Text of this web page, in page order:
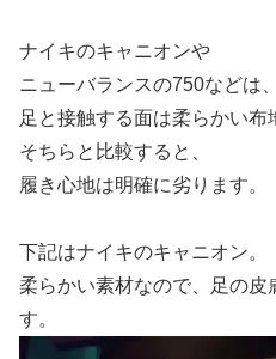
ナイキのキャニオンや
ニューバランスの750などは、
足と接触する面は柔らかい布
そちらと比較すると、
履き心地は明確に劣ります。
下記はナイキのキャニオン。
柔らかい素材なので、足の
す。